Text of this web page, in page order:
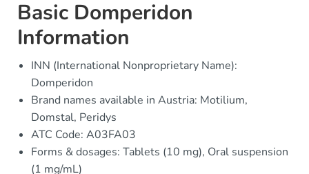
Basic Domperidon
Information
INN (International Nonproprietary Name):
Domperidon
Brand names available in Austria: Motilium,
Domstal, Peridys
ATC Code: A03FA03
Forms & dosages: Tablets (10 mg), Oral suspension
(1 mg/mL)